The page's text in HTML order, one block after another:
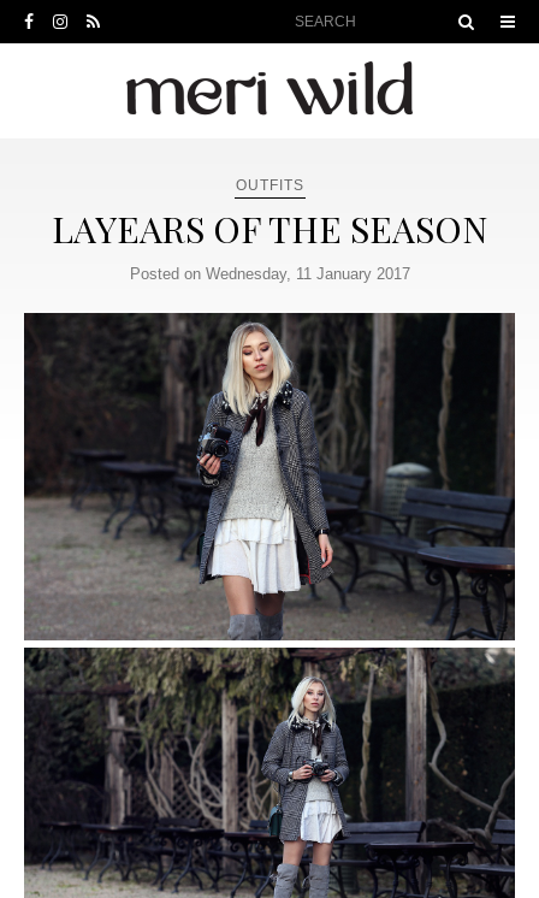
OUTFITS
LAYEARS OF THE SEASON
Posted on Wednesday, 11 January 2017